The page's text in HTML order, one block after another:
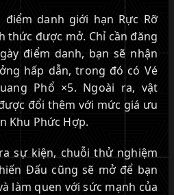
điểm danh giới hạn Rực Rỡ
thức được mở. Chỉ cần đăng
điểm danh, bạn sẽ nhận
hấp dẫn, trong đó có Vé
Phổ ×5. Ngoài ra, vật
đổi thêm với mức giá ưu
Khu Phức Hợp.
sự kiện, chuỗi thử nghiệm
Đấu cũng sẽ mở để bạn
làm quen với sức mạnh của